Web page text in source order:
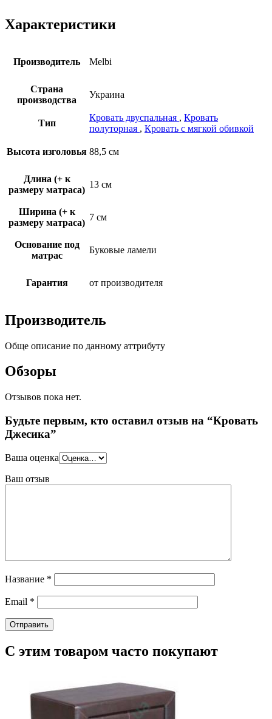
Характеристики
Производитель Melbi
Страна
производства
Украина
Тип
Кровать двуспальная , Кровать
полуторная , Кровать с мягкой обивкой
Высота изголовья 88,5 см
Длина (+ к
размеру матраса)
13 см
Ширина (+ к
размеру матраса)
7 см
Основание под
матрас
Буковые ламели
Гарантия от производителя
Производитель
Обще описание по данному аттрибуту
Обзоры
Отзывов пока нет.
Будьте первым, кто оставил отзыв на “Кровать
Джесика”
Ваша оценка
Ваш отзыв
Название *
Email *
С этим товаром часто покупают